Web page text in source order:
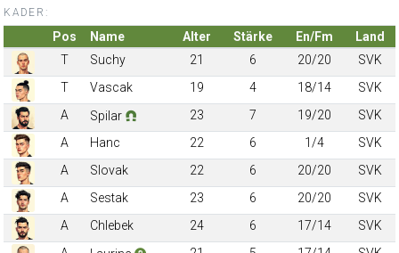
KADER:
Pos Name Alter Stärke En/Fm
Land
T
Suchy 21 6 20/20
SVK
T
Vascak 19 4 18/14
SVK
A
Spilar 23 7 19/20
SVK
A
Hanc 22 6 1/4
SVK
A
Slovak 22 6 20/20
SVK
A
Sestak 23 6 20/20
SVK
A
Chlebek 24 6 17/14
SVK